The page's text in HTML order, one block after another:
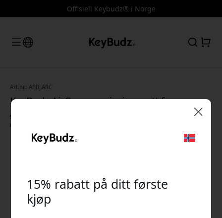
Offisiell Keybudz® i Norge
Art.nr.: APB_ARC
KeyBudz AirCare rengjøringssett for
AirPods og AirPods Pro med børster, kluter
og rengjøringsverktøy - Hvit
15% rabatt på ditt første
kjøp